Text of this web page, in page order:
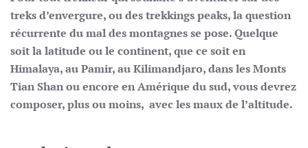
treks d’envergure, ou des trekkings peaks, la question
récurrente du mal des montagnes se pose. Quelque
soit la latitude ou le continent, que ce soit en
Himalaya, au Pamir, au Kilimandjaro, dans les Monts
Tian Shan ou encore en Amérique du sud, vous devrez
composer, plus ou moins, avec les maux de l’altitude.